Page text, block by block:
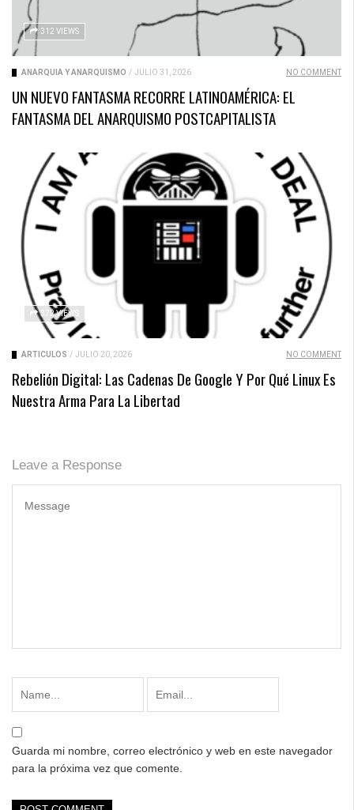
312 VIEWS
ANARQUÍA Y ANARQUISMO / JULIO 31, 2026 NO COMMENT
UN NUEVO FANTASMA RECORRE LATINOAMÉRICA: EL
FANTASMA DEL ANARQUISMO POSTCAPITALISTA
372 VIEWS
ARTICULOS / JULIO 20, 2026 NO COMMENT
Rebelión Digital: Las Cadenas De Google Y Por Qué Linux Es
Nuestra Arma Para La Libertad
Leave a Response
Guarda mi nombre, correo electrónico y web en este navegador
para la próxima vez que comente.